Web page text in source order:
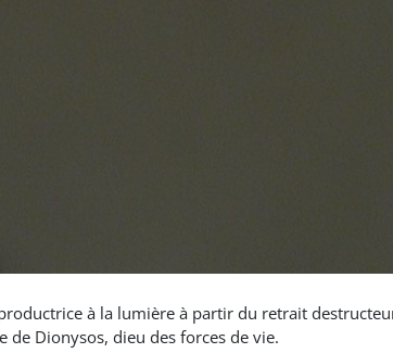
à la lumière à partir du retrait
Dionysos, dieu des forces de vie.